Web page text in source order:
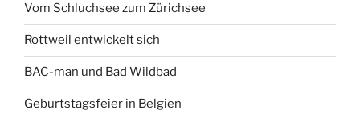
Vom Schluchsee zum Zürichsee
Rottweil entwickelt sich
BAC-man und Bad Wildbad
Geburtstagsfeier in Belgien